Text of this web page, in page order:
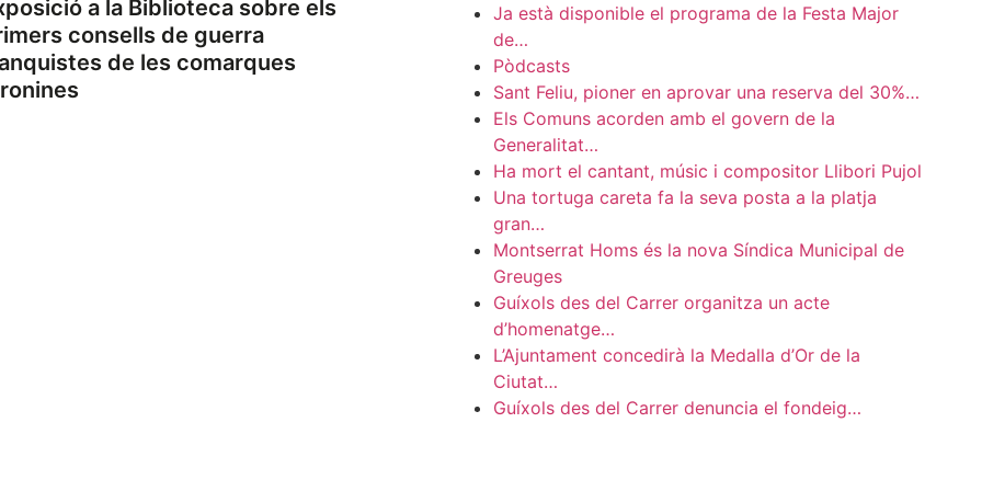
a la Biblioteca sobre els
consells de guerra
de les comarques
Ja està disponible el programa de la Festa Major
de…
Pòdcasts
Sant Feliu, pioner en aprovar una reserva del 30%…
Els Comuns acorden amb el govern de la
Generalitat…
Ha mort el cantant, músic i compositor Llibori Pujol
Una tortuga careta fa la seva posta a la platja
gran…
Montserrat Homs és la nova Síndica Municipal de
Greuges
Guíxols des del Carrer organitza un acte
d’homenatge…
L’Ajuntament concedirà la Medalla d’Or de la
Ciutat…
Guíxols des del Carrer denuncia el fondeig…